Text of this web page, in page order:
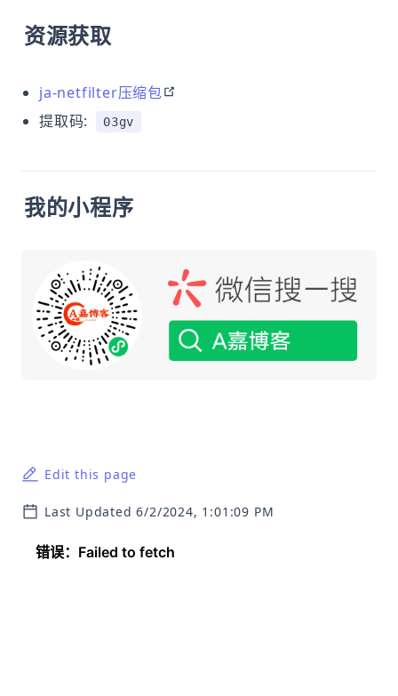
资源获取
ja-netfilter压缩包
提取码:
03gv
我的小程序
Edit this page
Last Updated 6/2/2024, 1:01:09 PM